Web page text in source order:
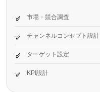
市場・競合調査
チャンネルコンセプト設計
ターゲット設定
KPI設計